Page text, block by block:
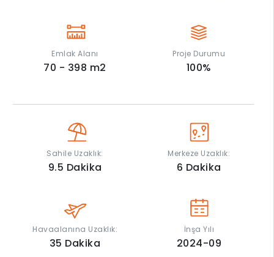
Emlak Alanı
70 - 398 m2
Proje Durumu
100%
Sahile Uzaklık:
9.5 Dakika
Merkeze Uzaklık:
6 Dakika
Havaalanına Uzaklık:
35 Dakika
İnşa Yılı
2024-09